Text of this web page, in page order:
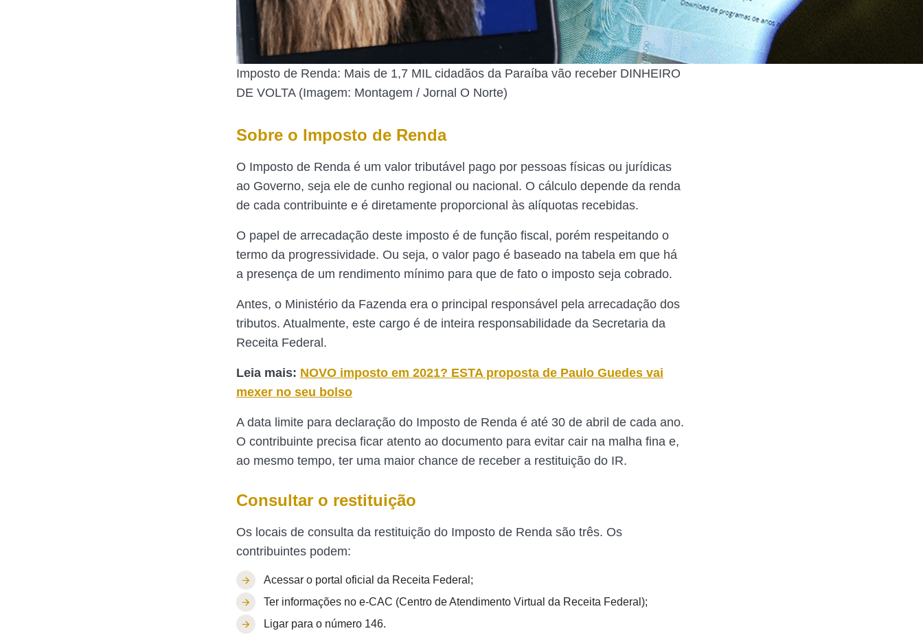
Imposto de Renda: Mais de 1,7 MIL cidadãos da Paraíba vão receber DINHEIRO
DE VOLTA (Imagem: Montagem / Jornal O Norte)
Sobre o Imposto de Renda
O Imposto de Renda é um valor tributável pago por pessoas físicas ou jurídicas
ao Governo, seja ele de cunho regional ou nacional. O cálculo depende da renda
de cada contribuinte e é diretamente proporcional às alíquotas recebidas.
O papel de arrecadação deste imposto é de função fiscal, porém respeitando o
termo da progressividade. Ou seja, o valor pago é baseado na tabela em que há
a presença de um rendimento mínimo para que de fato o imposto seja cobrado.
Antes, o Ministério da Fazenda era o principal responsável pela arrecadação dos
tributos. Atualmente, este cargo é de inteira responsabilidade da Secretaria da
Receita Federal.
Leia mais: NOVO imposto em 2021? ESTA proposta de Paulo Guedes vai
mexer no seu bolso
A data limite para declaração do Imposto de Renda é até 30 de abril de cada ano.
O contribuinte precisa ficar atento ao documento para evitar cair na malha fina e,
ao mesmo tempo, ter uma maior chance de receber a restituição do IR.
Consultar o restituição
Os locais de consulta da restituição do Imposto de Renda são três. Os
contribuintes podem:
Acessar o portal oficial da Receita Federal;
Ter informações no e-CAC (Centro de Atendimento Virtual da Receita Federal);
Ligar para o número 146.